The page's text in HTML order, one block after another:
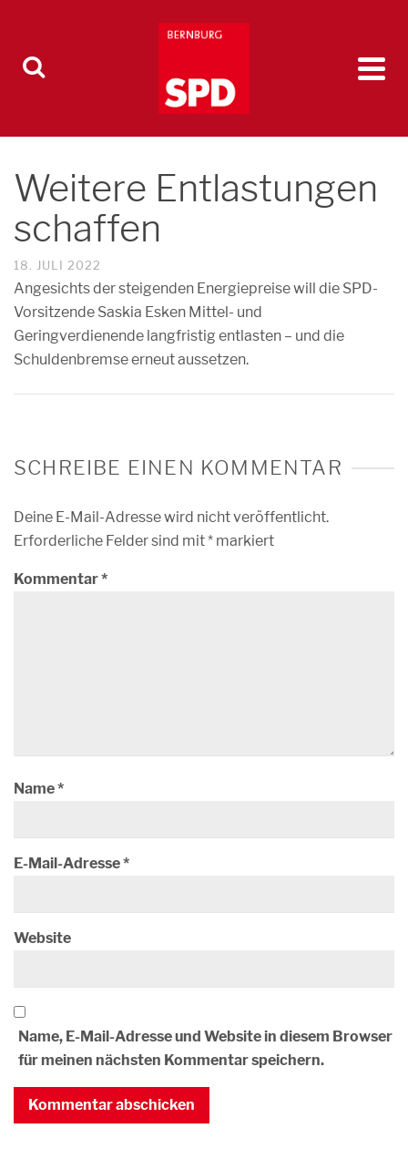
Weitere Entlastungen
schaffen
18. JULI 2022
Angesichts der steigenden Energiepreise will die SPD-
Vorsitzende Saskia Esken Mittel- und
Geringverdienende langfristig entlasten – und die
Schuldenbremse erneut aussetzen.
SCHREIBE EINEN KOMMENTAR
Deine E-Mail-Adresse wird nicht veröffentlicht.
Erforderliche Felder sind mit* markiert
Kommentar*
Name*
E-Mail-Adresse*
Website
Name, E-Mail-Adresse und Website in diesem Browser
für meinen nächsten Kommentar speichern.